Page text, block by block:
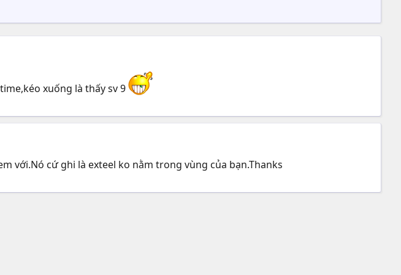
xuống là thấy sv 9
với.Nó cứ ghi là exteel ko nằm trong vùng của bạn.Thanks